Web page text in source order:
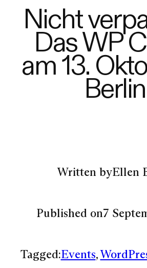
Nicht
Das WP
am 13.
Berlin
Written byEllen
Published on7
Tagged:Events,